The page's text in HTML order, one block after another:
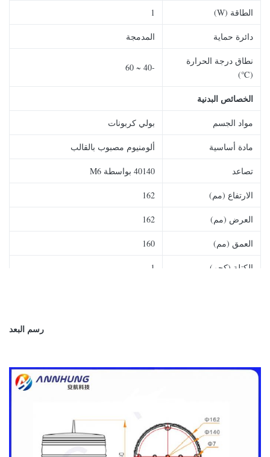
الطاقة (W) 1
دائرة حماية المدمجة
نطاق درجة الحرارة
(℃)
-40 ~ 60
الخصائص البدنية
مواد الجسم بولي كربونات
مادة أساسية ألومنيوم مصبوب بالقالب
تصاعد 40140 بواسطة M6
الارتفاع (مم) 162
العرض (مم) 162
العمق (مم) 160
الكتلة (كجم) 1
طيران منخفض الكثافة يعمل بالطاقة
رسم البعد